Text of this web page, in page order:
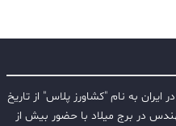
ایران به نام "کشاورز پلاس" از تاریخ
با روز مهندس در برج میلاد با حضور بیش از